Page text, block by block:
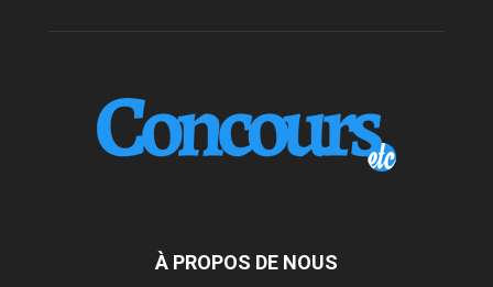
À PROPOS DE NOUS